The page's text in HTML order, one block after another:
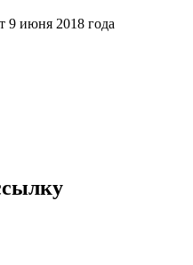
9 июня 2018 года